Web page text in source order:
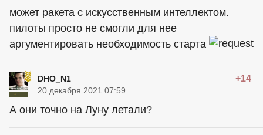
может ракета с искусственным интеллектом.
пилоты просто не смогли для нее
аргументировать необходимость старта
DHO_N1 +14
20 декабря 2021 07:59
А они точно на Луну летали?